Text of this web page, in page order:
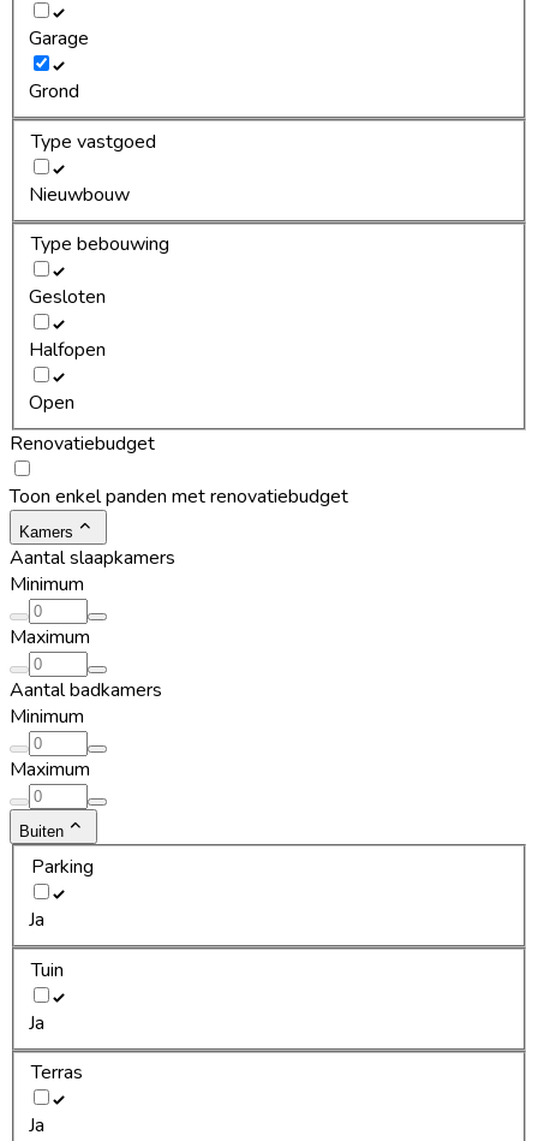
Garage
Grond
Type vastgoed
Nieuwbouw
Type bebouwing
Gesloten
Halfopen
Open
Renovatiebudget
Toon enkel panden met renovatiebudget
Kamers
Aantal slaapkamers
Minimum
Maximum
Aantal badkamers
Minimum
Maximum
Buiten
Parking
Ja
Tuin
Ja
Terras
Ja